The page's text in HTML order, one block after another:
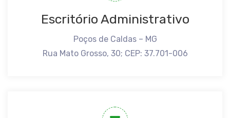
Escritório Administrativo
Poços de Caldas – MG
Rua Mato Grosso, 30; CEP: 37.701-006